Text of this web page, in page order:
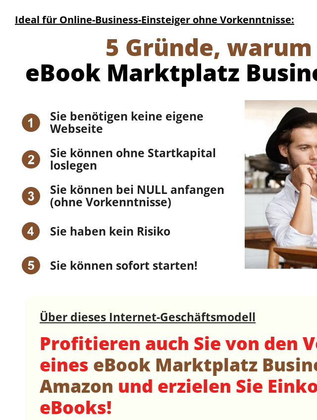
Ideal für Online-Business-Einsteiger ohne Vorkenntnisse:
5 Gründe,
eBook Marktplatz
Sie benötigen keine eigene
Webseite
Sie können ohne Startkapital
loslegen
Sie können bei NULL anfangen
(ohne Vorkenntnisse)
Sie haben kein Risiko
Sie können sofort starten!
Über dieses Internet-Geschäftsmodell
Profitieren auch Sie von den
eines eBook Marktplatz
Amazon und erzielen Sie
eBooks!